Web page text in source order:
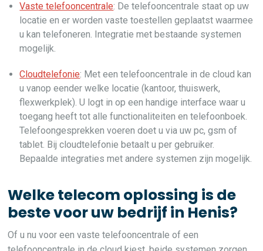
Vaste telefooncentrale: De telefooncentrale staat op uw
locatie en er worden vaste toestellen geplaatst waarmee
u kan telefoneren. Integratie met bestaande systemen
mogelijk.
Cloudtelefonie: Met een telefooncentrale in de cloud kan
u vanop eender welke locatie (kantoor, thuiswerk,
flexwerkplek). U logt in op een handige interface waar u
toegang heeft tot alle functionaliteiten en telefoonboek.
Telefoongesprekken voeren doet u via uw pc, gsm of
tablet. Bij cloudtelefonie betaalt u per gebruiker.
Bepaalde integraties met andere systemen zijn mogelijk.
Welke telecom oplossing is de
beste voor uw bedrijf in Henis?
Of u nu voor een vaste telefooncentrale of een